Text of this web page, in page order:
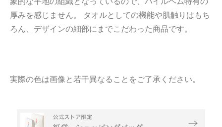
厚みを感じません。 タオルとしての機能や肌触りはもち
ろん、デザインの細部にまでこだわった商品です。
実際の色は画像と若干異なることをご了承ください。